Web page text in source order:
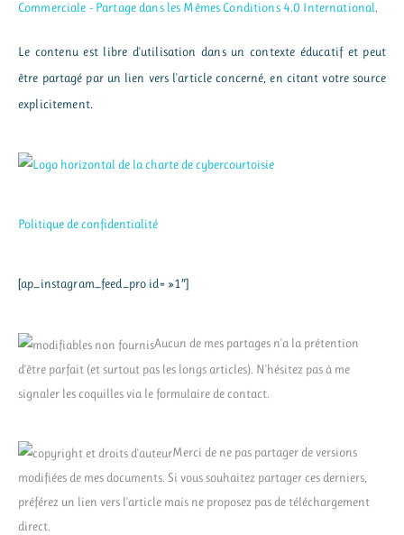
Commerciale - Partage dans les Mêmes Conditions 4.0 International
Le contenu est libre d'utilisation dans un contexte éducatif et peut
être partagé par un lien vers l'article concerné, en citant votre source
explicitement.
Politique de confidentialité
[ap_instagram_feed_pro id= »1″]
Aucun de mes partages n'a la prétention
d'être parfait (et surtout pas les longs articles). N'hésitez pas à me
signaler les coquilles via le formulaire de contact.
Merci de ne pas partager de versions
modifiées de mes documents. Si vous souhaitez partager ces derniers,
préférez un lien vers l'article mais ne proposez pas de téléchargement
direct.